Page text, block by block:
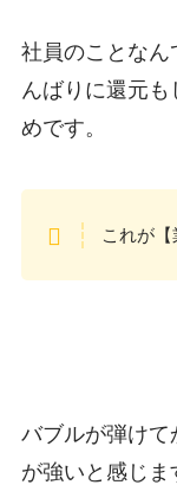
社員のことな
んばりに還元
めです。
これが【
バブルが弾けて
が強いと感じま